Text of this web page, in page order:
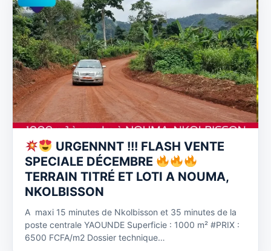
URGENNNT !!! FLASH VENTE
SPECIALE DÉCEMBRE
TERRAIN TITRÉ ET LOTI A NOUMA,
NKOLBISSON
A maxi 15 minutes de Nkolbisson et 35 minutes de la
poste centrale YAOUNDE Superficie : 1000 m² #PRIX :
6500 FCFA/m2 Dossier technique…